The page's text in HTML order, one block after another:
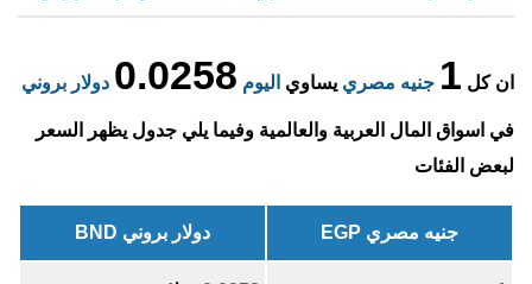
ان كل 1 جنيه مصري يساوي اليوم 0.0258 دولار بروني
في اسواق المال العربية والعالمية وفيما يلي جدول يظهر السعر
لبعض الفئات
جنيه مصري EGP دولار بروني BND